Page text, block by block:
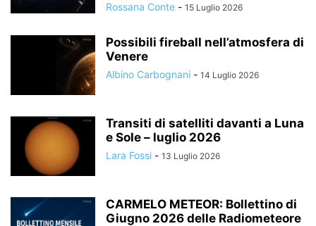
Rossana Conte - 15 Luglio 2026
Possibili fireball nell’atmosfera di
Venere
Albino Carbognani - 14 Luglio 2026
Transiti di satelliti davanti a Luna
e Sole – luglio 2026
Lara Fossi - 13 Luglio 2026
CARMELO METEOR: Bollettino di
Giugno 2026 delle Radiometeore